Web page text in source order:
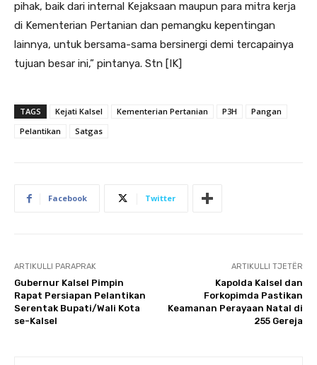
pihak, baik dari internal Kejaksaan maupun para mitra kerja
di Kementerian Pertanian dan pemangku kepentingan
lainnya, untuk bersama-sama bersinergi demi tercapainya
tujuan besar ini,” pintanya. Stn [IK]
TAGS Kejati Kalsel Kementerian Pertanian P3H
Pangan
Pelantikan
Satgas
Facebook Twitter
ARTIKULLI PARAPRAK
Gubernur Kalsel Pimpin
Rapat Persiapan Pelantikan
Serentak Bupati/Wali Kota
se-Kalsel
ARTIKULLI TJETËR
Kapolda Kalsel dan
Forkopimda Pastikan
Keamanan Perayaan Natal di
255 Gereja